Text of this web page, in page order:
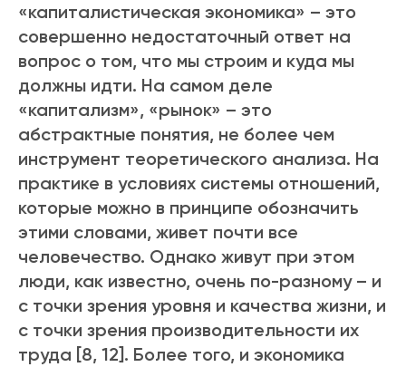
«капиталистическая экономика» – это
совершенно недостаточный ответ на
вопрос о том, что мы строим и куда мы
должны идти. На самом деле
«капитализм», «рынок» – это
абстрактные понятия, не более чем
инструмент теоретического анализа. На
практике в условиях системы отношений,
которые можно в принципе обозначить
этими словами, живет почти все
человечество. Однако живут при этом
люди, как известно, очень по-разному – и
с точки зрения уровня и качества жизни, и
с точки зрения производительности их
труда [8, 12]. Более того, и экономика